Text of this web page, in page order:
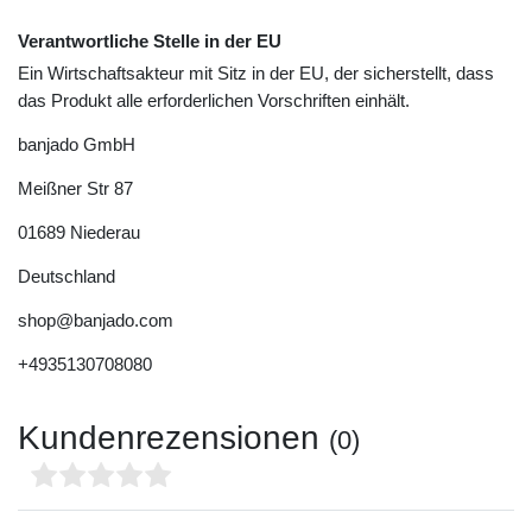
Verantwortliche Stelle in der EU
Ein Wirtschaftsakteur mit Sitz in der EU, der sicherstellt, dass
das Produkt alle erforderlichen Vorschriften einhält.
banjado GmbH
Meißner Str 87
01689 Niederau
Deutschland
shop@banjado.com
+4935130708080
Kundenrezensionen (0)